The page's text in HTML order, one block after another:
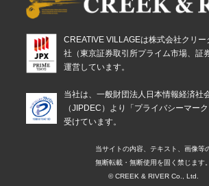
CREATIVE VILLAGEは株式会社クリー
社（東京証券取引所プライム市場、証
運営しています。
当社は、一般財団法人日本情報経済社
（JIPDEC）より「プライバシーマー
受けています。
当サイトの内容、テキスト、画像等
無断転載・無断使用を固く禁じます。
© CREEK & RIVER Co., Ltd.